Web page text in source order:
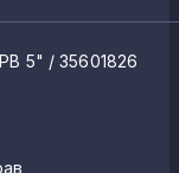
5" / 35601826